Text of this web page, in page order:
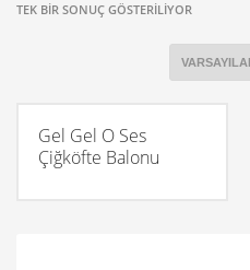
TEK BIR SONUÇ GÖSTERILIYOR
Gel Gel O Ses
Çiğköfte Balonu